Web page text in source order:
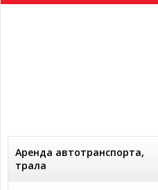
Аренда автотранспорта,
трала